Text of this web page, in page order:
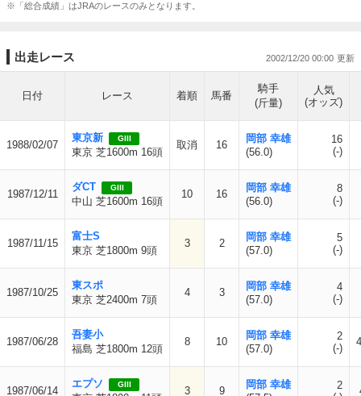
※「総合成績」はJRAのレースのみとなります。
出走レース 2002/12/20 00:00
日付 レース 着順 馬番
騎手
(斤量)
人気
(オッズ)
1988/02/07
東京新 GIII
東京 芝1600m 16頭
取消 16
岡部 幸雄
(56.0)
16
(-)
1987/12/11
ダCT GIII
中山 芝1600m 16頭
10 16
岡部 幸雄
(56.0)
8
(-)
1987/11/15
富士S
東京 芝1800m 9頭
3 2
岡部 幸雄
(57.0)
5
(-)
1987/10/25
東スポ
東京 芝2400m 7頭
4 3
岡部 幸雄
(57.0)
4
(-)
1987/06/28
吾妻小
福島 芝1800m 12頭
8 10
岡部 幸雄
(57.0)
2
(-)
1987/06/14
エプソ GIII
3 9
岡部 幸雄
2